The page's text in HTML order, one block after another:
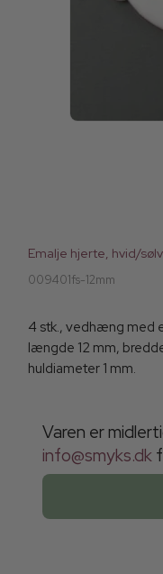
Emalje hjerte, hvid/
009401fs-12mm
4 stk., vedhæng med
længde 12 mm,
huldiameter 1 mm.
Varen er
info@smyks.dk